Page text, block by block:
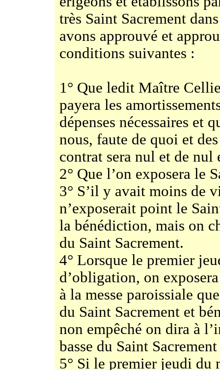
très Saint Sacrement
avons approuvé et
conditions suivantes :
1° Que ledit Maître
payera les
dépenses nécessaires et
nous, faute de quoi et
contrat sera nul et de nul
2° Que l’on exposera le
3° S’il y avait moins de
n’exposerait point le
la bénédiction, mais on
du Saint Sacrement.
4° Lorsque le premier
d’obligation, on
à la messe paroissiale
du Saint Sacrement et
non empêché on dira à
basse du Saint
5° Si le premier jeudi du